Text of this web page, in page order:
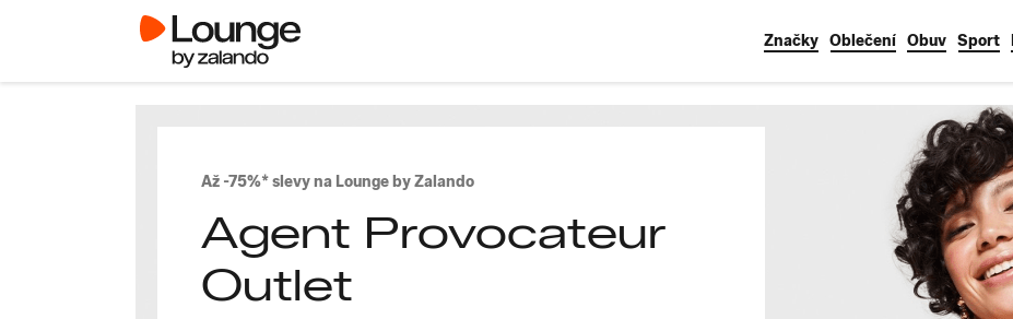
Značky Oblečení Obuv Sport
Až -75%* slevy na Lounge by Zalando
Agent Provocateur
Outlet